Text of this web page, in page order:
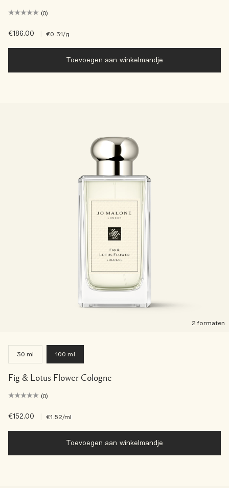
(0)
€186.00 €0.31/g
Toevoegen aan winkelmandje
2 formaten
30 ml 100 ml
Fig & Lotus Flower Cologne
(0)
€152.00 €1.52/ml
Toevoegen aan winkelmandje